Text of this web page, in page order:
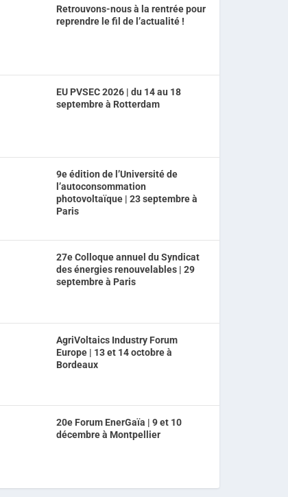
Retrouvons-nous à la rentrée pour
reprendre le fil de l’actualité !
EU PVSEC 2026 | du 14 au 18
septembre à Rotterdam
9e édition de l’Université de
l’autoconsommation
photovoltaïque | 23 septembre à
Paris
27e Colloque annuel du Syndicat
des énergies renouvelables | 29
septembre à Paris
AgriVoltaics Industry Forum
Europe | 13 et 14 octobre à
Bordeaux
20e Forum EnerGaïa | 9 et 10
décembre à Montpellier